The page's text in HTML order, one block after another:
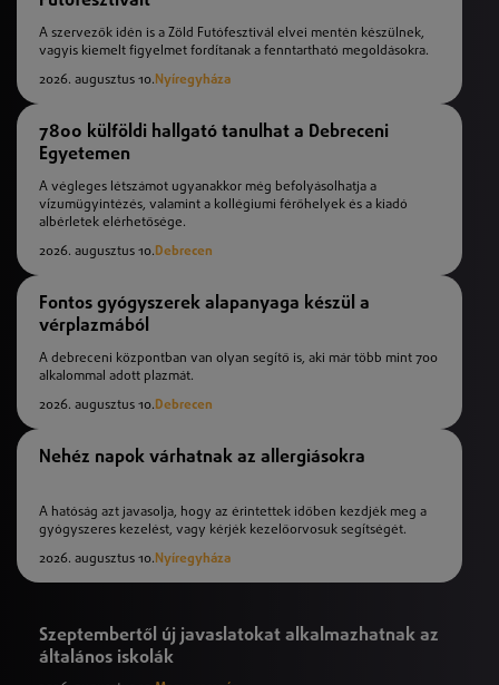
A szervezők idén is a Zöld Futófesztivál elvei mentén készülnek,
vagyis kiemelt figyelmet fordítanak a fenntartható megoldásokra.
2026. augusztus 10. Nyíregyháza
7800 külföldi hallgató tanulhat a Debreceni
Egyetemen
A végleges létszámot ugyanakkor még befolyásolhatja a
vízumügyintézés, valamint a kollégiumi férőhelyek és a kiadó
albérletek elérhetősége.
2026. augusztus 10.Debrecen
Fontos gyógyszerek alapanyaga készül a
vérplazmából
A debreceni központban van olyan segítő is, aki már több mint 700
alkalommal adott plazmát.
2026. augusztus 10.Debrecen
Nehéz napok várhatnak az allergiásokra
A hatóság azt javasolja, hogy az érintettek időben kezdjék meg a
gyógyszeres kezelést, vagy kérjék kezelőorvosuk segítségét.
2026. augusztus 10. Nyíregyháza
Szeptembertől új javaslatokat alkalmazhatnak az
általános iskolák